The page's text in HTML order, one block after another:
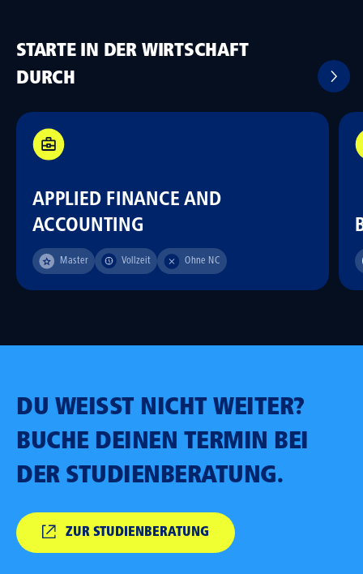
STARTE IN DER WIRTSCHAFT
DURCH
APPLIED FINANCE AND
ACCOUNTING
Master Vollzeit Ohne NC
DU WEISST NICHT WEITER?
BUCHE DEINEN TERMIN BEI
DER STUDIENBERATUNG.
ZUR STUDIENBERATUNG